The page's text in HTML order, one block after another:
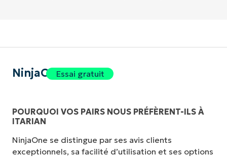
NinjaOneEssai gratuit
POURQUOI VOS PAIRS NOUS PRÉFÈRENT-ILS À
ITARIAN
NinjaOne se distingue par ses avis clients
exceptionnels, sa facilité d’utilisation et ses options